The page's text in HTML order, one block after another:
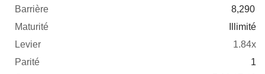
8,290
Illimité
1.84x
1